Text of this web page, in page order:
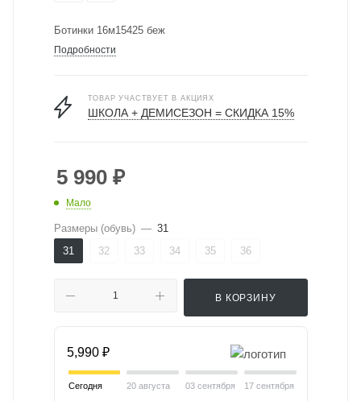
Ботинки 16м15425 беж
Подробности
ТОВАР УЧАСТВУЕТ В АКЦИЯХ
ШКОЛА + ДЕМИСЕЗОН = СКИДКА 15%
5 990₽
Мало
Размеры (обувь) — 31
31
32 33 34 35 36
В КОРЗИНУ
5,990 ₽
Сегодня 20 августа 03 сентября 17 сентября